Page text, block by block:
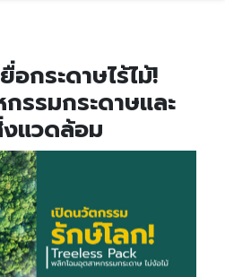
กระดาษไร้ไม้!
รรมกระดาษและ
แวดล้อม